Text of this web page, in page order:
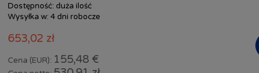
Dostępność: duża ilość
Wysyłka w: 4 dni robocze
653,02 zł
Cena (EUR): 155,48 €